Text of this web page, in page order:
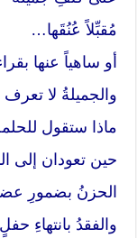
مُقبِّلاً عُنُقَها…
أو ساهياً عنها
والجميلةُ لا تعرف
ماذا ستقول
حين تعودان إلى
الحزنُ بضمورِ
والفقدُ بانتهاءِ